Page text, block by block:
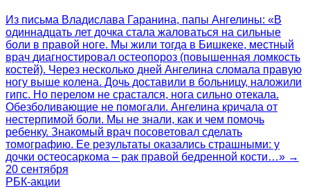
Из письма Владислава Гаранина, папы Ангелины: «В
одиннадцать лет дочка стала жаловаться на сильные
боли в правой ноге. Мы жили тогда в Бишкеке, местный
врач диагностировал остеопороз (повышенная ломкость
костей). Через несколько дней Ангелина сломала правую
ногу выше колена. Дочь доставили в больницу, наложили
гипс. Но перелом не срастался, нога сильно отекала.
Обезболивающие не помогали. Ангелина кричала от
нестерпимой боли. Мы не знали, как и чем помочь
ребенку. Знакомый врач посоветовал сделать
томографию. Ее результаты оказались страшными: у
дочки остеосаркома – рак правой бедренной кости…» →
20 сентября
РБК-акции